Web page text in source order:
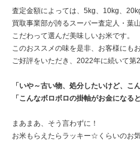
査定金額によっては、5kg、10kg、
買取事業部が誇るスーパー査定人・葉
こだわって選んだ美味しいお米です。
このおススメの味を是非、お客様にも
ご好評をいただき、2022年に続いて第
「いや～古い物、処分したいけど、こ
「こんなボロボロの掛軸がお金になる
まあまあ、そう言わずに！
お米もらえたらラッキー☆くらいのお